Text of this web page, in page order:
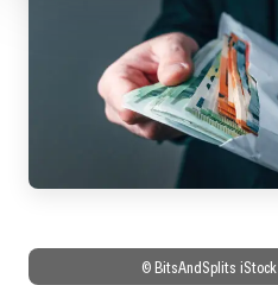
© BitsAndSplits